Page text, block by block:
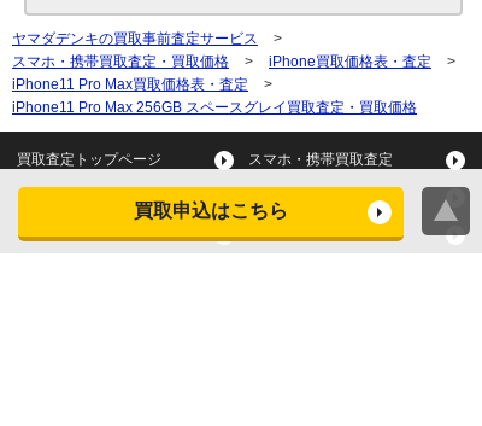
買取申込はこちら
ヤマダデンキの買取事前査定サービス
>
スマホ・携帯買取査定・買取価格
> iPhone買取価格表・査定
>
iPhone11 Pro Max買取価格表・査定
>
iPhone11 Pro Max 256GB スペースグレイ買取査定・買取価格
買取査定トップページ スマホ・携帯買取査定
タブレット買取査定
スマートウォッチ買取査定 デジカメ買取査定